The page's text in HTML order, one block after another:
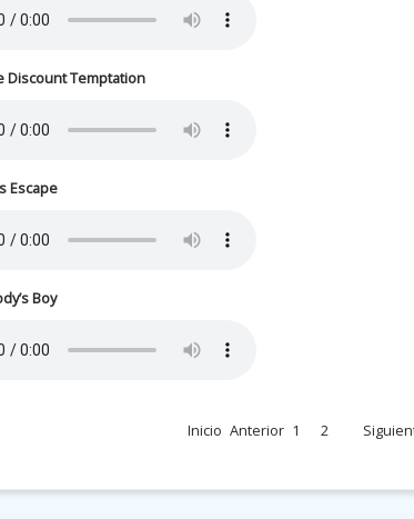
Discount Temptation
Escape
Boy
Inicio Anterior 1 2